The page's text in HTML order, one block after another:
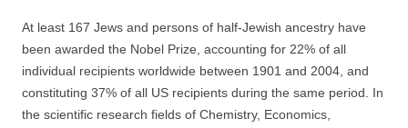
At least 167 Jews and persons of half-Jewish ancestry have
been awarded the Nobel Prize, accounting for 22% of all
individual recipients worldwide between 1901 and 2004, and
constituting 37% of all US recipients during the same period. In
the scientific research fields of Chemistry, Economics,